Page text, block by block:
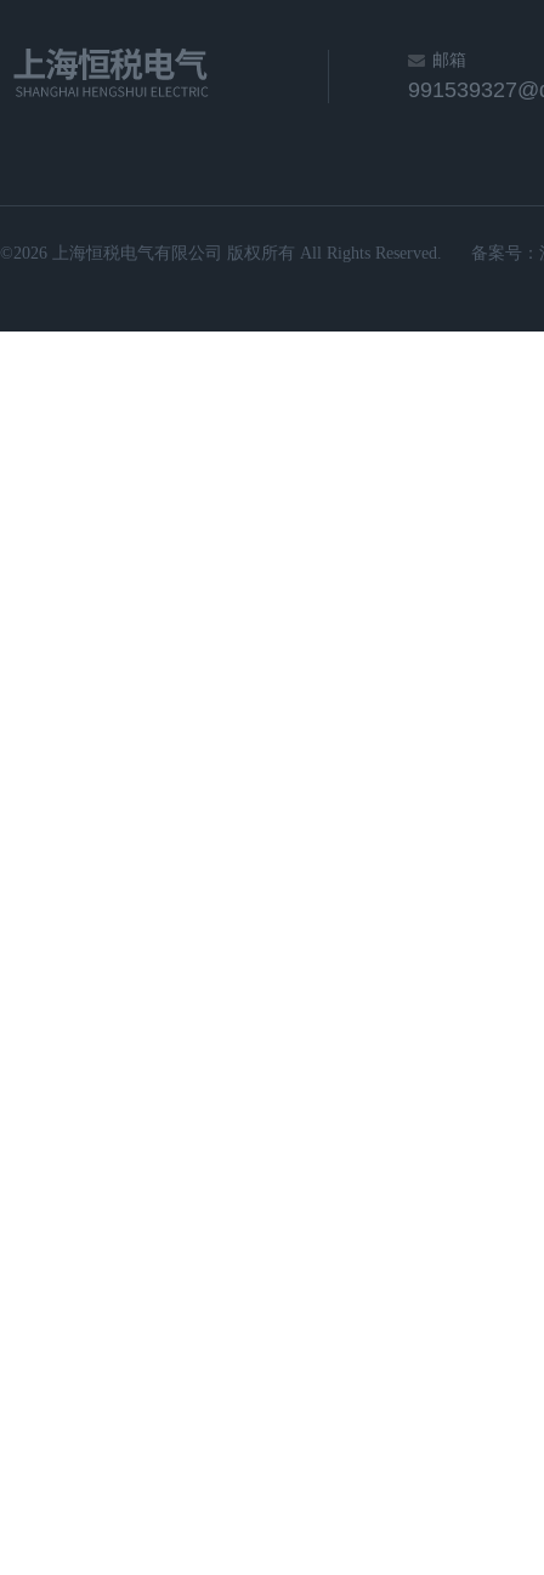
邮箱
©2026 上海恒税电气有限公司 版权所有 All Rights Reserved. 备案号：